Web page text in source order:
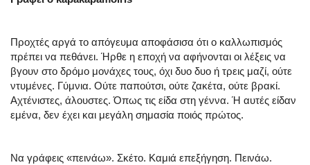
Προχτές αργά το απόγευμα αποφάσισα ότι ο καλλωπισμός
πρέπει να πεθάνει. Ήρθε η εποχή να αφήνονται οι λέξεις να
βγουν στο δρόμο μονάχες τους, όχι δυο δυο ή τρεις μαζί, ούτε
ντυμένες. Γύμνια. Ούτε παπούτσι, ούτε ζακέτα, ούτε βρακί.
Αχτένιστες, άλουστες. Όπως τις είδα στη γέννα. Ή αυτές είδαν
εμένα, δεν έχει και μεγάλη σημασία ποιός πρώτος.
Να γράφεις «πεινάω». Σκέτο. Καμιά επεξήγηση. Πεινάω.